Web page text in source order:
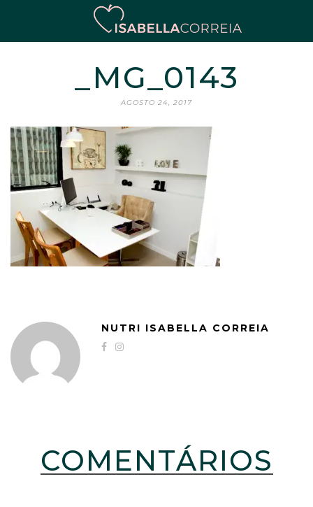
_MG_0143
AGOSTO 24, 2017
NUTRI ISABELLA CORREIA
COMENTÁRIOS